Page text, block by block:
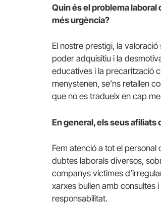
Quin és el problema
més urgència?
El nostre prestigi, la
poder adquisitiu i la
educatives i la precarització
menystenen, se’ns retallen
que no es tradueix en cap
En general, els seus afiliats
Fem atenció a tot el
dubtes laborals diversos,
companys víctimes
xarxes bullen amb consultes
responsabilitat.